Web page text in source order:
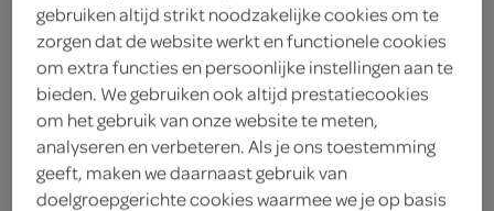
2. kies je SPAR
g'woon muffins vanille
300 Gram
gebruiken altijd strikt noodzakelijke cookies om te
zorgen dat de website werkt en functionele cookies
om extra functies en persoonlijke instellingen aan te
bieden. We gebruiken ook altijd prestatiecookies
om het gebruik van onze website te meten,
analyseren en verbeteren. Als je ons toestemming
geeft, maken we daarnaast gebruik van
doelgroepgerichte cookies waarmee we je op basis